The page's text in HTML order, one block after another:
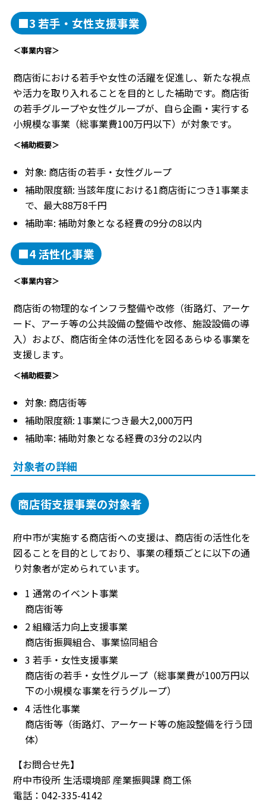
■3 若手・女性支援事業
＜事業内容＞
商店街における若手や女性の活躍を促進し、新たな視点
や活力を取り入れることを目的とした補助です。商店街
の若手グループや女性グループが、自ら企画・実行する
小規模な事業（総事業費100万円以下）が対象です。
＜補助概要＞
対象: 商店街の若手・女性グループ
補助限度額: 当該年度における1商店街につき1事業ま
で、最大88万8千円
補助率: 補助対象となる経費の9分の8以内
■4 活性化事業
＜事業内容＞
商店街の物理的なインフラ整備や改修（街路灯、アーケ
ード、アーチ等の公共設備の整備や改修、施設設備の導
入）および、商店街全体の活性化を図るあらゆる事業を
支援します。
＜補助概要＞
対象: 商店街等
補助限度額: 1事業につき最大2,000万円
補助率: 補助対象となる経費の3分の2以内
対象者の詳細
商店街支援事業の対象者
府中市が実施する商店街への支援は、商店街の活性化を
図ることを目的としており、事業の種類ごとに以下の通
り対象者が定められています。
1 通常のイベント事業
商店街等
2 組織活力向上支援事業
商店街振興組合、事業協同組合
3 若手・女性支援事業
商店街の若手・女性グループ（総事業費が100万円以
下の小規模な事業を行うグループ）
4 活性化事業
商店街等（街路灯、アーケード等の施設整備を行う団
体）
【お問合せ先】
府中市役所 生活環境部 産業振興課 商工係
電話：042-335-4142